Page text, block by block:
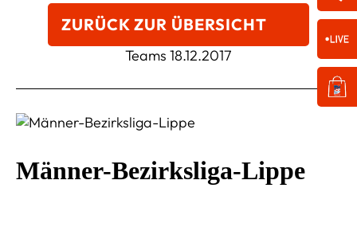
ZURÜCK ZUR ÜBERSICHT
Teams 18.12.2017
Männer-Bezirksliga-Lippe